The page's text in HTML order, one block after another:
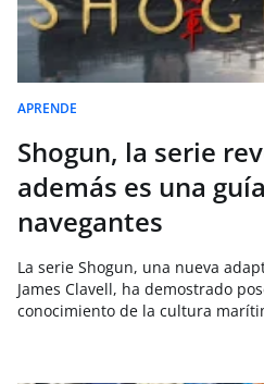
APRENDE
Shogun, la serie
además es una
navegantes
La serie Shogun, una nueva
James Clavell, ha demostrado
conocimiento de la cultura